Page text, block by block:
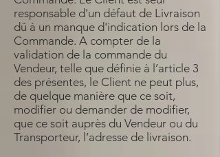
responsable d'un défaut de Livraison
dû à un manque d'indication lors de la
Commande. A compter de la
validation de la commande du
Vendeur, telle que définie à l’article 3
des présentes, le Client ne peut plus,
de quelque manière que ce soit,
modifier ou demander de modifier,
que ce soit auprès du Vendeur ou du
Transporteur, l’adresse de livraison.